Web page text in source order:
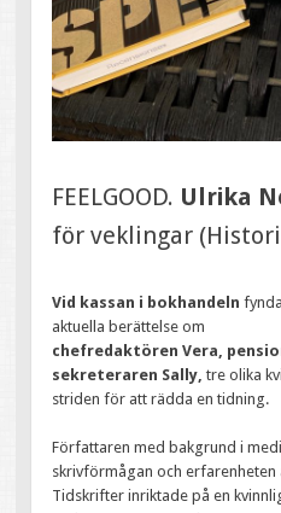
FEELGOOD. Ulrika
för veklingar
Vid kassan i bokhandeln
aktuella berättelse om
chefredaktören Vera,
sekreteraren Sally, tre olika
striden för att rädda en tidning.
Författaren med bakgrund i
skrivförmågan och
Tidskrifter inriktade på en